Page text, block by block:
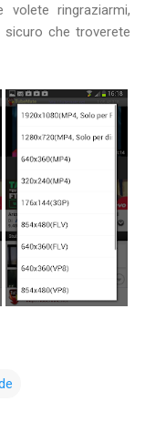
ringraziarmi,
sicuro che troverete